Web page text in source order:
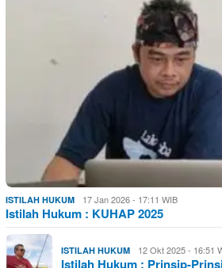
ISTILAH HUKUM 17 Jan 2026 - 17:11 WIB
Istilah Hukum : KUHAP 2025
ISTILAH HUKUM 12 Okt 2025 - 16:51
Istilah Hukum : Prinsip-